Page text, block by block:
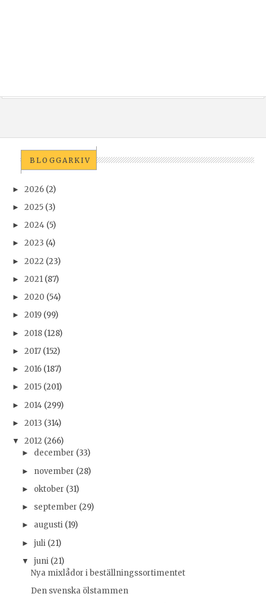
BLOGGARKIV
► 2026 (2)
► 2025 (3)
► 2024 (5)
► 2023 (4)
► 2022 (23)
► 2021 (87)
► 2020 (54)
► 2019 (99)
► 2018 (128)
► 2017 (152)
► 2016 (187)
► 2015 (201)
► 2014 (299)
► 2013 (314)
▼ 2012 (266)
► december (33)
► november (28)
► oktober (31)
► september (29)
► augusti (19)
► juli (21)
▼ juni (21)
Nya mixlådor i beställningssortimentet
Den svenska ölstammen